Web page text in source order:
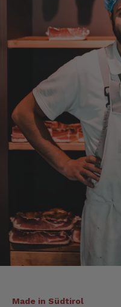
Made in Südtirol
Verifizierter
Die Abläufe
eine
erfolgt